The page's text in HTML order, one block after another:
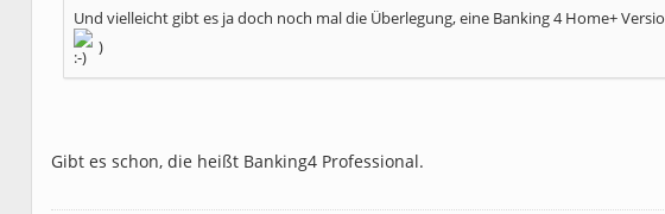
Und vielleicht gibt es ja doch noch mal die Überlegung, eine Banking 4 Home+
)
Gibt es schon, die heißt Banking4 Professional.